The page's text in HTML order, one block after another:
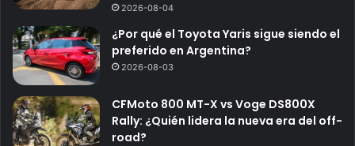
2026-08-04
¿Por qué el Toyota Yaris sigue siendo el
preferido en Argentina?
2026-08-03
CFMoto 800 MT-X vs Voge DS800X
Rally: ¿Quién lidera la nueva era del off-
road?